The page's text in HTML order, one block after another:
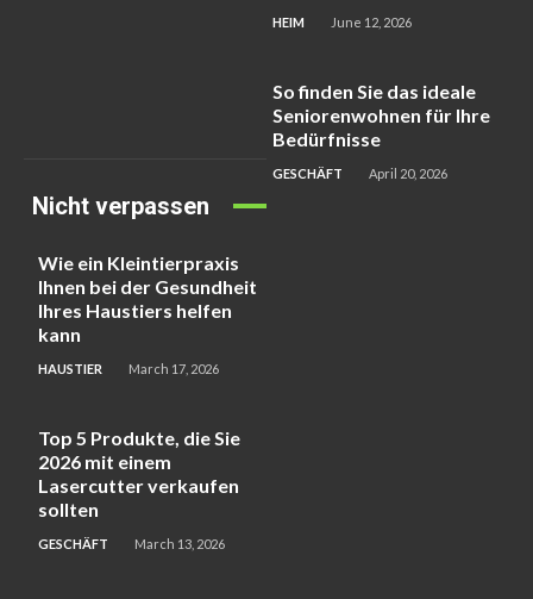
HEIM June 12, 2026
So finden Sie das ideale
Seniorenwohnen für Ihre
Bedürfnisse
GESCHÄFT April 20, 2026
Nicht verpassen
Wie ein Kleintierpraxis
Ihnen bei der Gesundheit
Ihres Haustiers helfen
kann
HAUSTIER March 17, 2026
Top 5 Produkte, die Sie
2026 mit einem
Lasercutter verkaufen
sollten
GESCHÄFT March 13, 2026